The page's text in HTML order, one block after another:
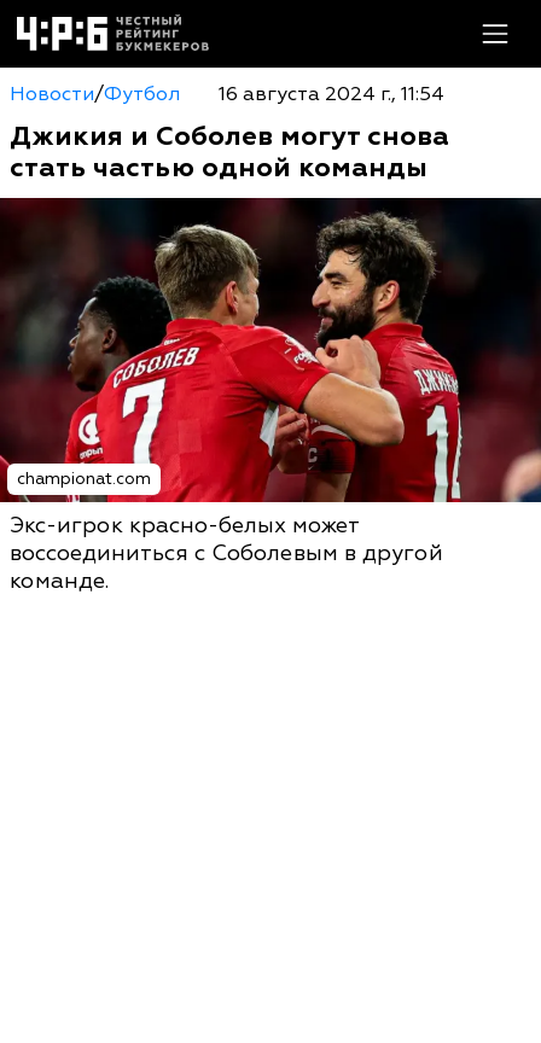
Новости/Футбол 16 августа 2024 г., 11:54
Джикия и Соболев могут снова
стать частью одной команды
championat.com
Экс-игрок красно-белых может
воссоединиться с Соболевым в другой
команде.